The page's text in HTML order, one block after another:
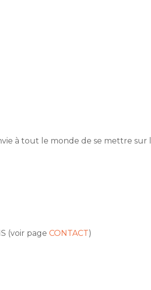
à tout le monde de se mettre sur
(voir page CONTACT)